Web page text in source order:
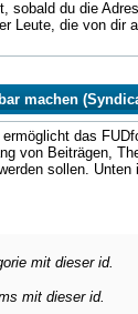
sobald du die
Leute, die von dir
machen
das
von Beiträgen,
sollen.
mit dieser id.
mit dieser id.